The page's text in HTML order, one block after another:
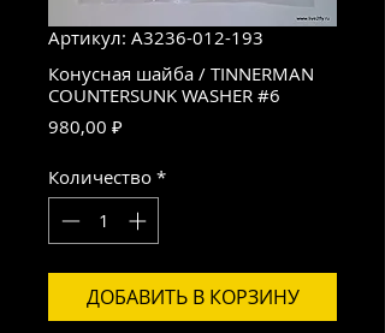
Артикул: A3236-012-193
Конусная шайба / TINNERMAN
COUNTERSUNK WASHER #6
980,00 ₽
Количество *
ДОБАВИТЬ В КОРЗИНУ